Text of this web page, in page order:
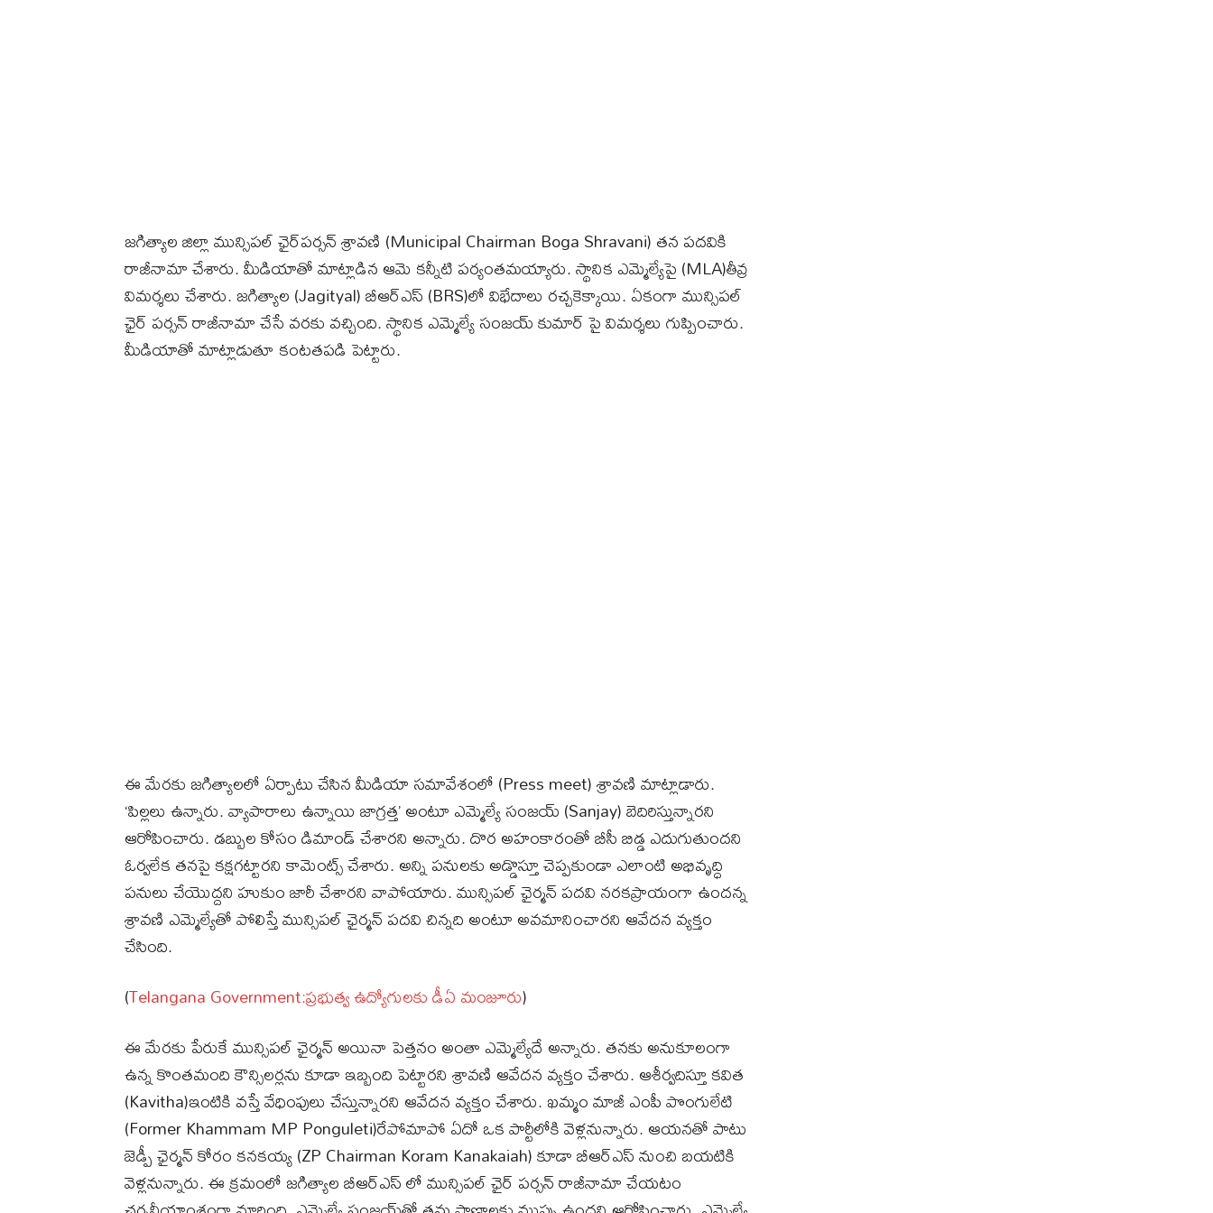
జగిత్యాల జిల్లా మున్సిపల్‌ ఛైర్‌పర్సన్ శ్రావణి (Municipal Chairman Boga Shravani) తన పదవికి
రాజీనామా చేశారు. మీడియాతో మాట్లాడిన ఆమె కన్నీటి పర్యంతమయ్యారు. స్థానిక ఎమ్మెల్యేపై (MLA)తీవ్ర
విమర్శలు చేశారు. జగిత్యాల (Jagityal) బీఆర్ఎస్ (BRS)లో విభేదాలు రచ్చకెక్కాయి. ఏకంగా మున్సిపల్
ఛైర్ పర్సన్ రాజీనామా చేసే వరకు వచ్చింది. స్థానిక ఎమ్మెల్యే సంజయ్ కుమార్ పై విమర్శలు గుప్పించారు.
మీడియాతో మాట్లాడుతూ కంటతపడి పెట్టారు.
ఈ మేరకు జగిత్యాలలో ఏర్పాటు చేసిన మీడియా సమావేశంలో (Press meet) శ్రావణి మాట్లాడారు.
‘పిల్లలు ఉన్నారు. వ్యాపారాలు ఉన్నాయి జాగ్రత్త’ అంటూ ఎమ్మెల్యే సంజయ్ (Sanjay) బెదిరిస్తున్నారని
ఆరోపించారు. డబ్బుల కోసం డిమాండ్‌ చేశారని అన్నారు. దొర అహంకారంతో బీసీ బిడ్డ ఎదుగుతుందని
ఓర్వలేక తనపై కక్షగట్టారని కామెంట్స్ చేశారు. అన్ని పనులకు అడ్డొస్తూ చెప్పకుండా ఎలాంటి అభివృద్ధి
పనులు చేయొద్దని హుకుం జారీ చేశారని వాపోయారు. మున్సిపల్‌ ఛైర్మన్‌ పదవి నరకప్రాయంగా ఉందన్న
శ్రావణి ఎమ్మెల్యేతో పోలిస్తే మున్సిపల్‌ ఛైర్మన్‌ పదవి చిన్నది అంటూ అవమానించారని ఆవేదన వ్యక్తం
చేసింది.
(Telangana Government:ప్రభుత్వ ఉద్యోగులకు డీఏ మంజూరు)
ఈ మేరకు పేరుకే మున్సిపల్‌ ఛైర్మన్‌ అయినా పెత్తనం అంతా ఎమ్మెల్యేదే అన్నారు. తనకు అనుకూలంగా
ఉన్న కొంతమంది కౌన్సిలర్లను కూడా ఇబ్బంది పెట్టారని శ్రావణి ఆవేదన వ్యక్తం చేశారు. ఆశీర్వదిస్తూ కవిత
(Kavitha)ఇంటికి వస్తే వేధింపులు చేస్తున్నారని ఆవేదన వ్యక్తం చేశారు. ఖమ్మం మాజీ ఎంపీ పొంగులేటి
(Former Khammam MP Ponguleti)రేపోమాపో ఏదో ఒక పార్టీలోకి వెళ్లనున్నారు. ఆయనతో పాటు
జెడ్పీ ఛైర్మన్ కోరం కనకయ్య (ZP Chairman Koram Kanakaiah) కూడా బీఆర్ఎస్ నుంచి బయటికి
వెళ్లనున్నారు. ఈ క్రమంలో జగిత్యాల బీఆర్ఎస్ లో మున్సిపల్ ఛైర్ పర్సన్ రాజీనామా చేయటం